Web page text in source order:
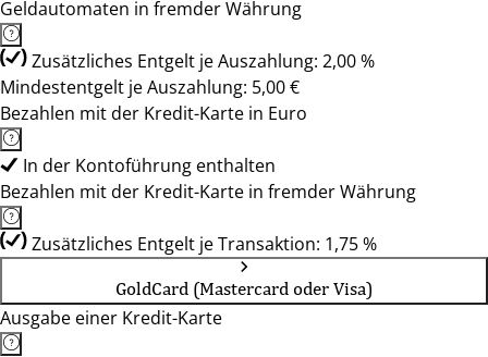
Geldautomaten in fremder Währung
Zusätzliches Entgelt je Auszahlung: 2,00 %
Mindestentgelt je Auszahlung: 5,00 €
Bezahlen mit der Kredit-Karte in Euro
In der Kontoführung enthalten
Bezahlen mit der Kredit-Karte in fremder Währung
Zusätzliches Entgelt je Transaktion: 1,75 %
GoldCard (Mastercard oder Visa)
Ausgabe einer Kredit-Karte